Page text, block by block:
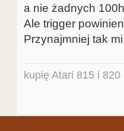
a nie żadnych
Ale trigger
Przynajmniej tak
kupię Atari 815 i 820